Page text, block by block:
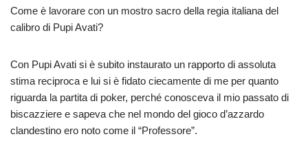
Come è lavorare con un mostro sacro della regia italiana del
calibro di Pupi Avati?
Con Pupi Avati si è subito instaurato un rapporto di assoluta
stima reciproca e lui si è fidato ciecamente di me per quanto
riguarda la partita di poker, perché conosceva il mio passato di
biscazziere e sapeva che nel mondo del gioco d’azzardo
clandestino ero noto come il “Professore”.